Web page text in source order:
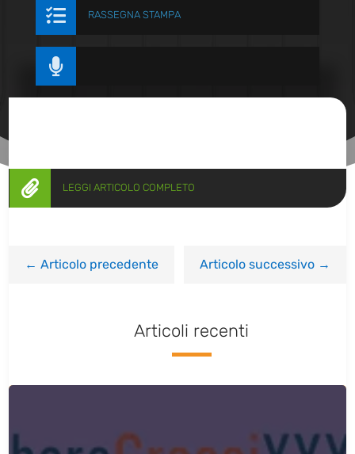
 RASSEGNA STAMPA

 LEGGI ARTICOLO COMPLETO
←Articolo precedente Articolo successivo→
Articoli recenti